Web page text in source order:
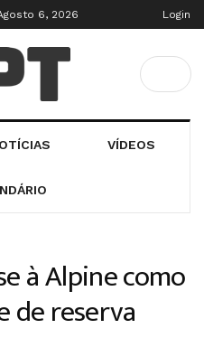
6, 2026 Login
VÍDEOS
à Alpine como
de reserva